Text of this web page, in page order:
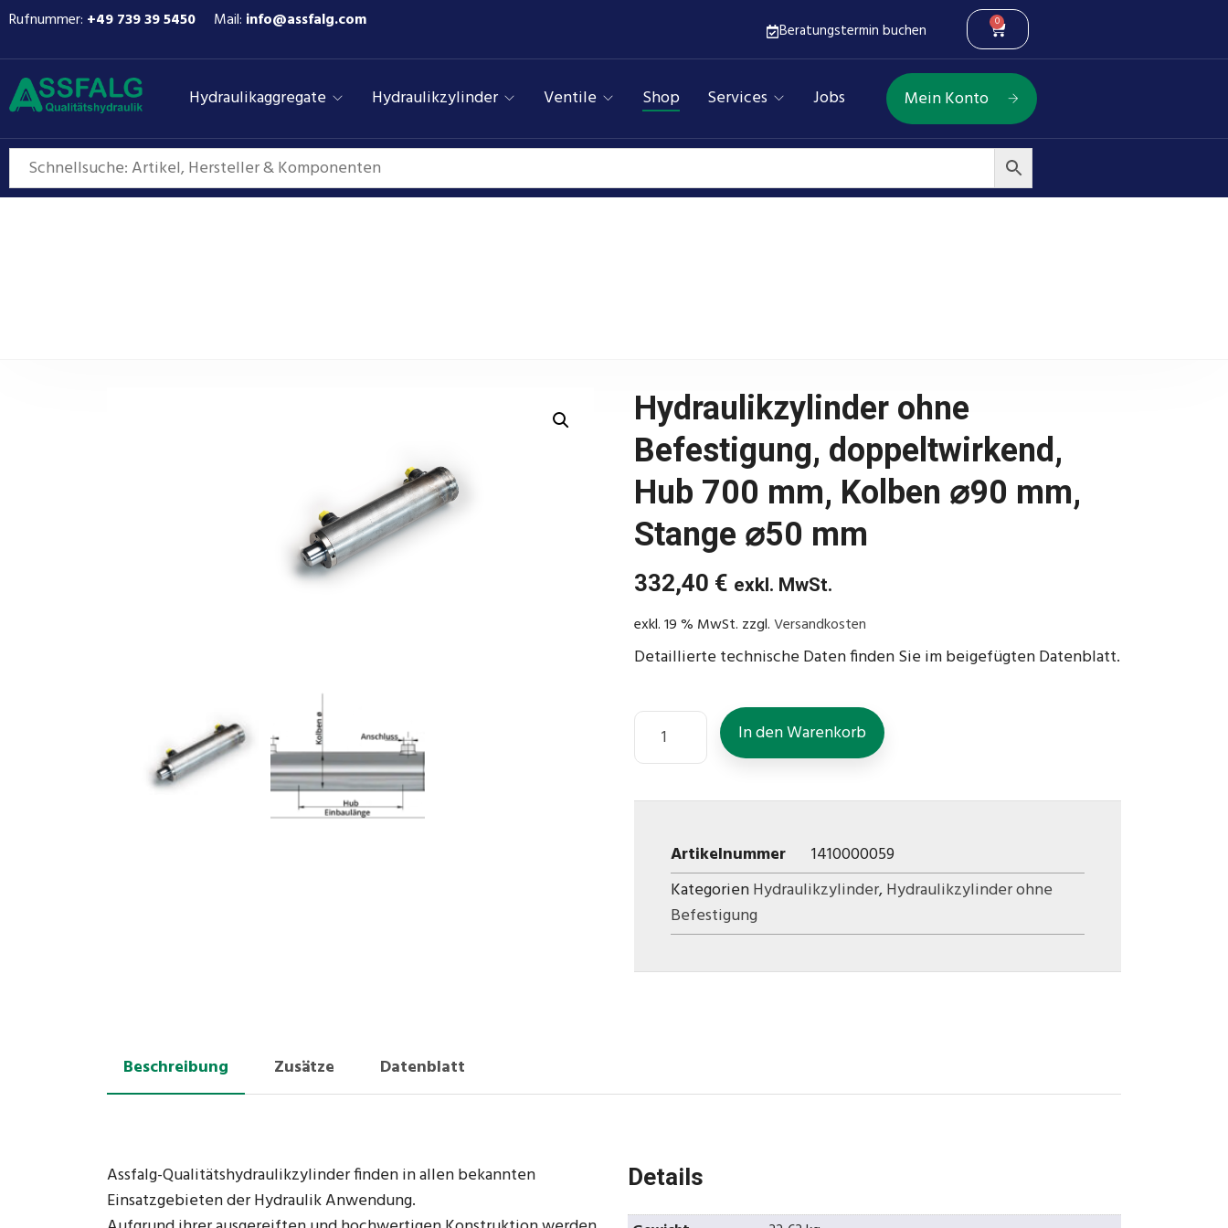
Rufnummer: +49 739 39 5450 Mail: info@assfalg.com Beratungstermin buchen 0
Hydraulikaggregate Hydraulikzylinder Ventile Shop Services Jobs Mein Konto
Hydraulikzylinder ohne
Befestigung, doppeltwirkend,
Hub 700 mm, Kolben ⌀90 mm,
Stange ⌀50 mm
332,40 € exkl. MwSt.
exkl. 19 % MwSt. zzgl.Versandkosten
Detaillierte technische Daten finden Sie im beigefügten Datenblatt.
In den Warenkorb
Artikelnummer
1410000059
KategorienHydraulikzylinder,Hydraulikzylinder ohne
Befestigung
Beschreibung Zusätze Datenblatt
Assfalg-Qualitätshydraulikzylinder finden in allen bekannten
Einsatzgebieten der Hydraulik Anwendung.
Details